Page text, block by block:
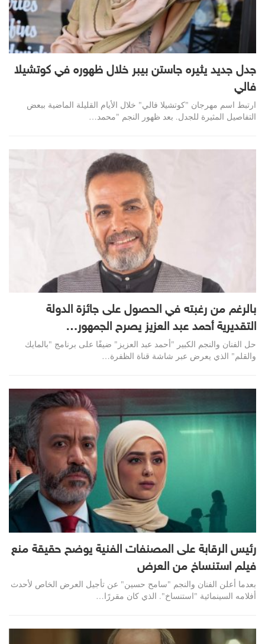
جدل جديد يثيره جاستن بيبر خلال ظهوره في كوتشيلا
فالي
ارتبط اسم مهرجان "كوتشيلا فالي" خلال الأيام القليلة الماضية ببعض
التفاصيل المثيرة للجدل. بعد ظهور النجم "محمد…
بالرغم من رغبته في الحصول على جائزة الدولة
التقديرية أحمد عبد العزيز يصرح الجمهور…
حل الفنان والنجم الكبير "أحمد عبد العزيز" ضيفًا على برنامج "بالمايك
والقلم" الذي يعرض عبر شاشة قناة الظفرة…
رئيس الرقابة على المصنفات الفنية يوضح حقيقة منع
فيلم استنساخ من العرض
بعدما أعلن الفنان والنجم "سامح حسين" عن تأجيل العرض الخاص لأحدث
أفلامه السينمائية "استنساخ". الذي كان مقررًا…